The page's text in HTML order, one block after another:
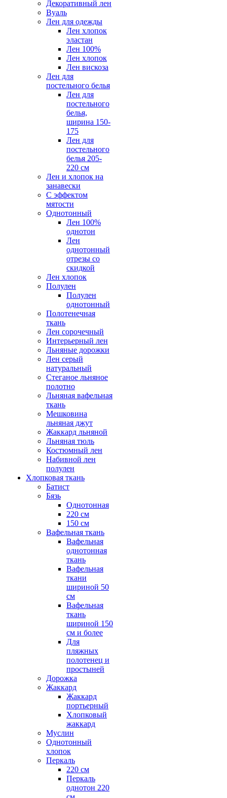
Декоративный лен
Вуаль
Лен для одежды
Лен хлопок
эластан
Лен 100%
Лен хлопок
Лен вискоза
Лен для
постельного белья
Лен для
постельного
белья,
ширина 150-
175
Лен для
постельного
белья 205-
220 см
Лен и хлопок на
занавески
С эффектом
мятости
Однотонный
Лен 100%
однотон
Лен
однотонный
отрезы со
скидкой
Лен хлопок
Полулен
Полулен
однотонный
Полотенечная
ткань
Лен сорочечный
Интерьерный лен
Льняные дорожки
Лен серый
натуральный
Стеганое льняное
полотно
Льняная вафельная
ткань
Мешковина
льняная джут
Жаккард льняной
Льняная тюль
Костюмный лен
Набивной лен
полулен
Хлопковая ткань
Батист
Бязь
Однотонная
220 см
150 см
Вафельная ткань
Вафельная
однотонная
ткань
Вафельная
ткани
шириной 50
см
Вафельная
ткань
шириной 150
см и более
Для
пляжных
полотенец и
простыней
Дорожка
Жаккард
Жаккард
портьерный
Хлопковый
жаккард
Муслин
Однотонный
хлопок
Перкаль
220 см
Перкаль
однотон 220